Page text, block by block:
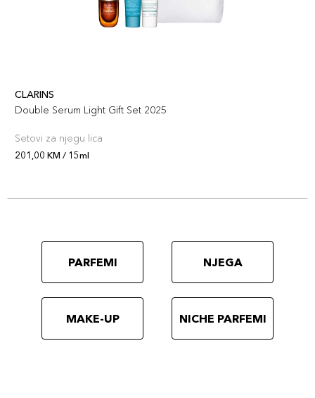
CLARINS
Double Serum Light Gift Set 2025
Setovi za njegu lica
201,00 KM / 15ml
PARFEMI NJEGA
MAKE-UP NICHE PARFEMI